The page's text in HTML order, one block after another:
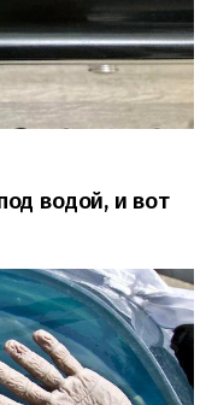
водой, и вот